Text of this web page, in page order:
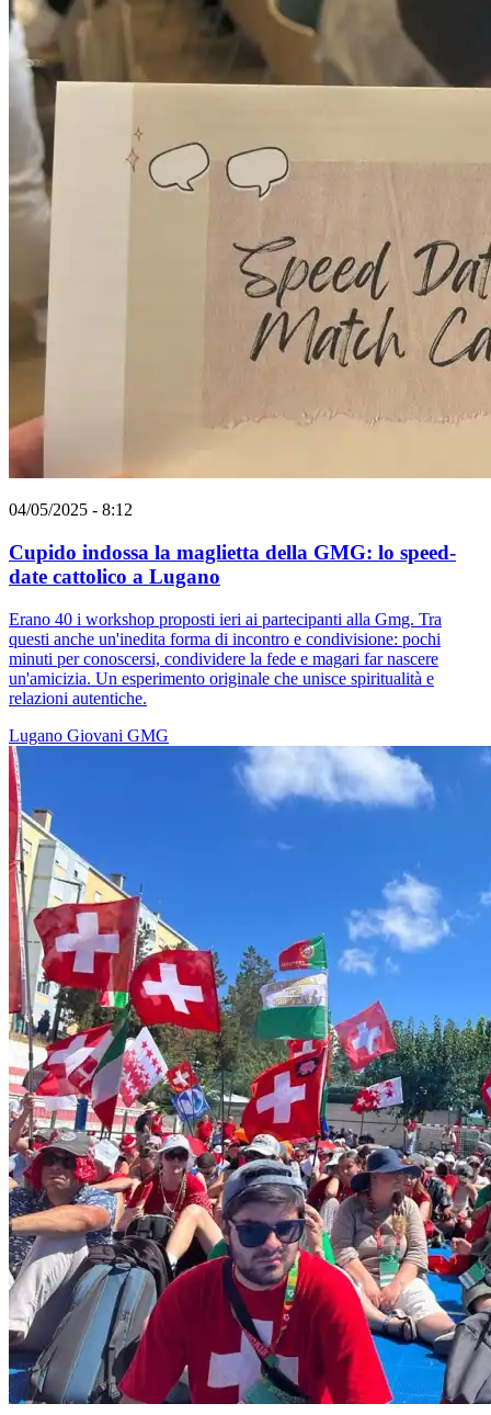
04/05/2025 - 8:12
Cupido indossa la maglietta della GMG: lo speed-
date cattolico a Lugano
Erano 40 i workshop proposti ieri ai partecipanti alla Gmg. Tra
questi anche un'inedita forma di incontro e condivisione: pochi
minuti per conoscersi, condividere la fede e magari far nascere
un'amicizia. Un esperimento originale che unisce spiritualità e
relazioni autentiche.
Lugano Giovani GMG